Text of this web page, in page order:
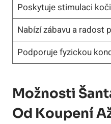
Poskytuje ​stimulaci
Nabízí‌ zábavu a radost
Podporuje‍ fyzickou
Možnosti
Od Koupení